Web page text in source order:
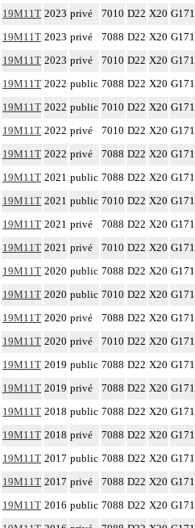
19M11T 2023 privé 7010 D22 X20 G171
19M11T 2023 privé 7088 D22 X20 G171
19M11T 2023 privé 7010 D22 X20 G171
19M11T 2022 public 7088 D22 X20 G171
19M11T 2022 public 7010 D22 X20 G171
19M11T 2022 privé 7010 D22 X20 G171
19M11T 2022 privé 7088 D22 X20 G171
19M11T 2021 public 7088 D22 X20 G171
19M11T 2021 public 7010 D22 X20 G171
19M11T 2021 privé 7088 D22 X20 G171
19M11T 2021 privé 7010 D22 X20 G171
19M11T 2020 public 7088 D22 X20 G171
19M11T 2020 public 7010 D22 X20 G171
19M11T 2020 privé 7088 D22 X20 G171
19M11T 2020 privé 7010 D22 X20 G171
19M11T 2019 public 7088 D22 X20 G171
19M11T 2019 privé 7088 D22 X20 G171
19M11T 2018 public 7088 D22 X20 G171
19M11T 2018 privé 7088 D22 X20 G171
19M11T 2017 public 7088 D22 X20 G171
19M11T 2017 privé 7088 D22 X20 G171
19M11T 2016 public 7088 D22 X20 G171